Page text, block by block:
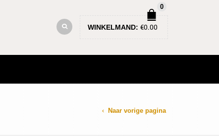
0
WINKELMAND: €0.00
Naar vorige pagina